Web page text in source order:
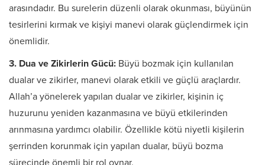
arasındadır. Bu surelerin düzenli olarak okunması, büyünün
tesirlerini kırmak ve kişiyi manevi olarak güçlendirmek için
önemlidir.
3. Dua ve Zikirlerin Gücü: Büyü bozmak için kullanılan
dualar ve zikirler, manevi olarak etkili ve güçlü araçlardır.
Allah’a yönelerek yapılan dualar ve zikirler, kişinin iç
huzurunu yeniden kazanmasına ve büyü etkilerinden
arınmasına yardımcı olabilir. Özellikle kötü niyetli kişilerin
şerrinden korunmak için yapılan dualar, büyü bozma
sürecinde önemli bir rol oynar.